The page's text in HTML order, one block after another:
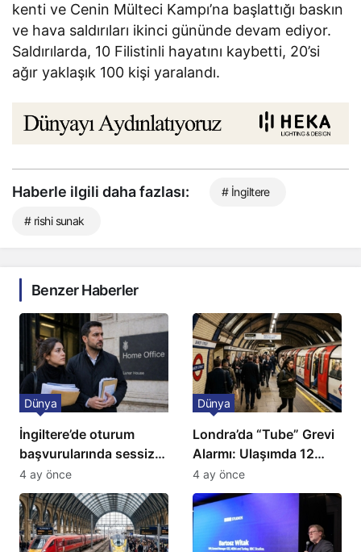
kenti ve Cenin Mülteci Kampı’na başlattığı baskın
ve hava saldırıları ikinci gününde devam ediyor.
Saldırılarda, 10 Filistinli hayatını kaybetti, 20’si
ağır yaklaşık 100 kişi yaralandı.
Haberle ilgili daha fazlası: # İngiltere
# rishi sunak
Benzer Haberler
İngiltere’de oturum
başvurularında sessiz
kriz: Büyükelçilikten
açıklama!
Dünya
4 ay önce
Londra’da “Tube” Grevi
Alarmı: Ulaşımda 12
Günlük Kaos Kapıda
Dünya
4 ay önce